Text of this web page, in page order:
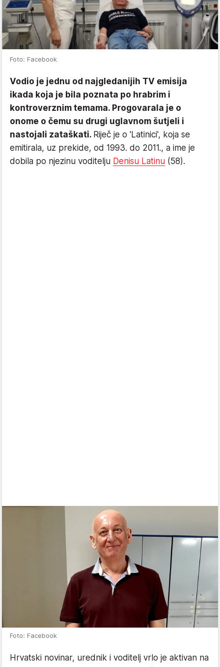
Foto: Facebook
Vodio je jednu od najgledanijih TV emisija
ikada koja je bila poznata po hrabrim i
kontroverznim temama. Progovarala je o
onome o čemu su drugi uglavnom šutjeli i
nastojali zataškati. Riječ je o 'Latinici', koja se
emitirala, uz prekide, od 1993. do 2011., a ime je
dobila po njezinu voditelju Denisu Latinu (58).
Foto: Facebook
Hrvatski novinar, urednik i voditelj vrlo je aktivan na